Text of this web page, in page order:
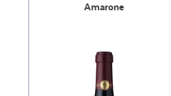
Amarone